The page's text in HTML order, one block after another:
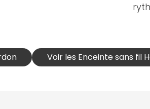
Voir les Enceinte sans fil